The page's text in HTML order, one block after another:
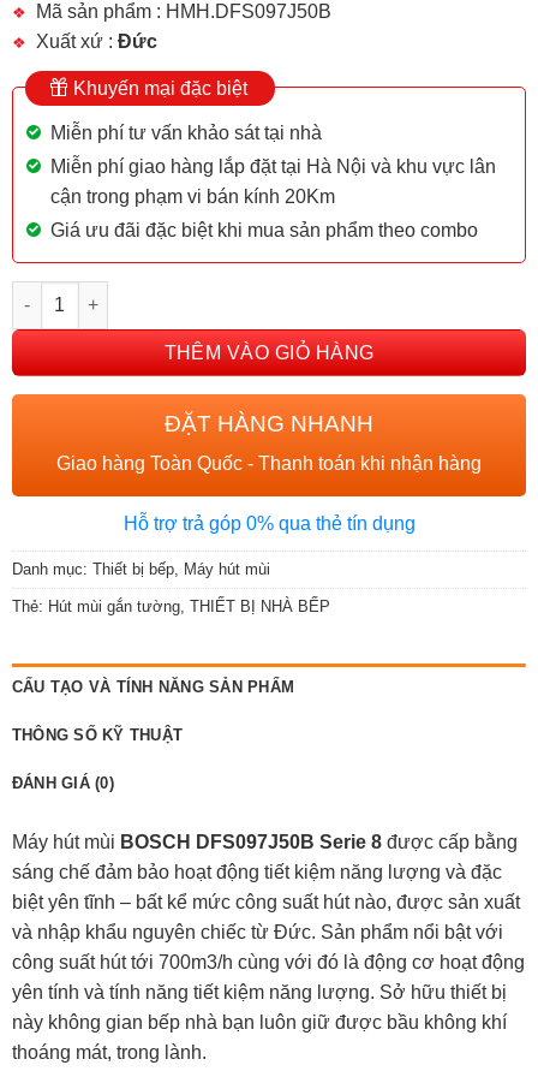
Mã sản phẩm : HMH.DFS097J50B
Xuất xứ : Đức
Khuyến mại đặc biệt
Miễn phí tư vấn khảo sát tại nhà
Miễn phí giao hàng lắp đặt tại Hà Nội và khu vực lân
cận trong phạm vi bán kính 20Km
Giá ưu đãi đặc biệt khi mua sản phẩm theo combo
MÁY HÚT MÙI BOSCH DFS097J50B số lượng
THÊM VÀO GIỎ HÀNG
ĐẶT HÀNG NHANH
Giao hàng Toàn Quốc - Thanh toán khi nhận hàng
Hỗ trợ trả góp 0% qua thẻ tín dụng
Danh mục: Thiết bị bếp, Máy hút mùi
Thẻ: Hút mùi gắn tường, THIẾT BỊ NHÀ BẾP
CẤU TẠO VÀ TÍNH NĂNG SẢN PHẨM
THÔNG SỐ KỸ THUẬT
ĐÁNH GIÁ (0)
Máy hút mùi BOSCH DFS097J50B Serie 8được cấp bằng
sáng chế đảm bảo hoạt động tiết kiệm năng lượng và đặc
biệt yên tĩnh – bất kể mức công suất hút nào, được sản xuất
và nhập khẩu nguyên chiếc từ Đức. Sản phẩm nổi bật với
công suất hút tới 700m3/h cùng với đó là động cơ hoạt động
yên tính và tính năng tiết kiệm năng lượng. Sở hữu thiết bị
này không gian bếp nhà bạn luôn giữ được bầu không khí
thoáng mát, trong lành.